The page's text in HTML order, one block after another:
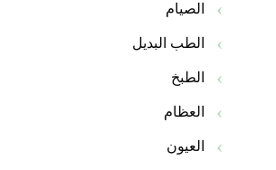
الصيام
الطب البديل
الطبخ
العظام
العيون